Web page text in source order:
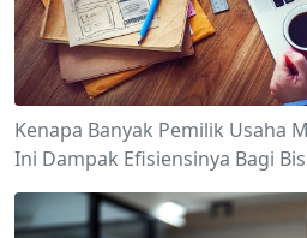
Kenapa Banyak Pemilik Usaha
Ini Dampak Efisiensinya Bagi